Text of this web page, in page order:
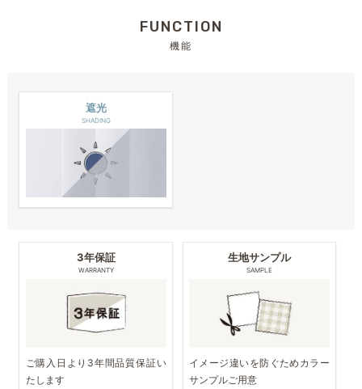
FUNCTION
機能
遮光
SHADING
3年保証
WARRANTY
ご購入日より3年間品質保証い
たします
生地サンプル
SAMPLE
イメージ違いを防ぐためカラー
サンプルご用意